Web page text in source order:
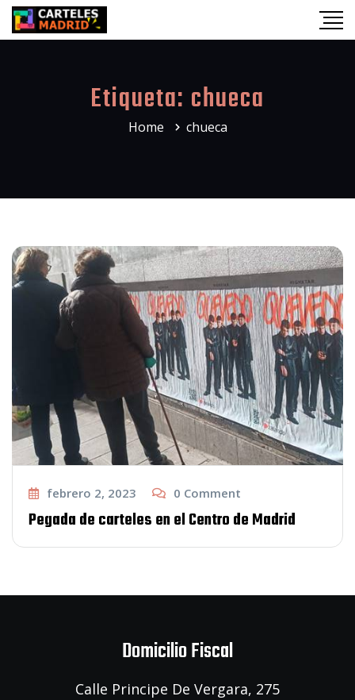
Etiqueta: chueca
Home chueca
febrero 2, 2023 0 Comment
Pegada de carteles en el Centro de Madrid
Domicilio Fiscal
Calle Principe De Vergara, 275